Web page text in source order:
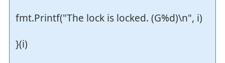
fmt.Printf("The lock is locked. (G%d)\n", i)
}(i)